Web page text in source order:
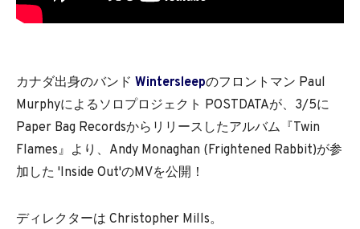
カナダ出身のバンド Wintersleepのフロントマン Paul
Murphyによるソロプロジェクト POSTDATAが、3/5に
Paper Bag Recordsからリリースしたアルバム『Twin
Flames』より、Andy Monaghan (Frightened Rabbit)が参
加した 'Inside Out'のMVを公開！
ディレクターは Christopher Mills。